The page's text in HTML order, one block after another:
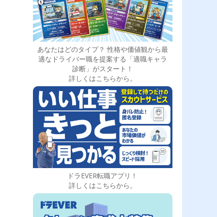
あなたはどのタイプ？ 性格や価値観から最
適なドライバー職を提案する「適職キャラ
診断」がスタート！
詳しくはこちらから。
ドラEVER転職アプリ！
詳しくはこちらから。